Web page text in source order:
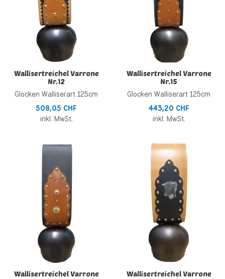
Wallisertreichel Varrone
Nr.12
Glocken Walliserart 125cm
508,05 CHF
inkl. MwSt.
Wallisertreichel Varrone
Nr.15
Glocken Walliserart 125cm
443,20 CHF
inkl. MwSt.
Zur Wunschliste hinzufügen
Zur Vergleichsliste hinzufügen
Schnellansicht
Wallisertreichel Varrone
Wallisertreichel Varrone